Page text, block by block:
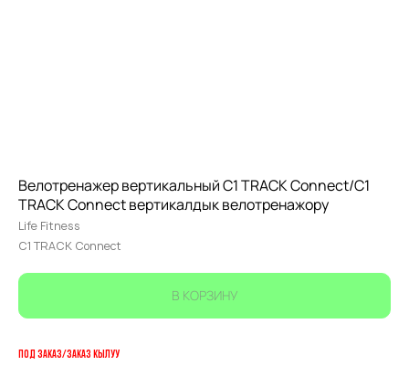
Велотренажер вертикальный C1 TRACK Connect/C1
TRACK Connect вертикалдык велотренажору
Life Fitness
C1 TRACK Connect
В КОРЗИНУ
ПОД ЗАКАЗ/ЗАКАЗ КЫЛУУ